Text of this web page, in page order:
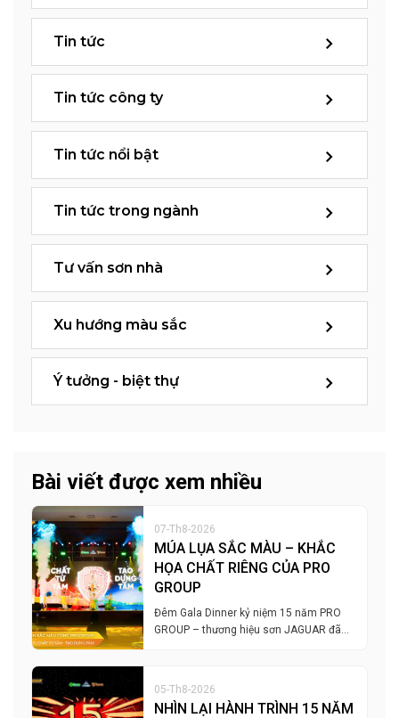
Tin tức
Tin tức công ty
Tin tức nổi bật
Tin tức trong ngành
Tư vấn sơn nhà
Xu hướng màu sắc
Ý tưởng - biệt thự
Bài viết được xem nhiều
07-Th8-2026
MÚA LỤA SẮC MÀU – KHẮC
HỌA CHẤT RIÊNG CỦA PRO
GROUP
Đêm Gala Dinner kỷ niệm 15 năm PRO
GROUP – thương hiệu sơn JAGUAR đã…
05-Th8-2026
NHÌN LẠI HÀNH TRÌNH 15 NĂM